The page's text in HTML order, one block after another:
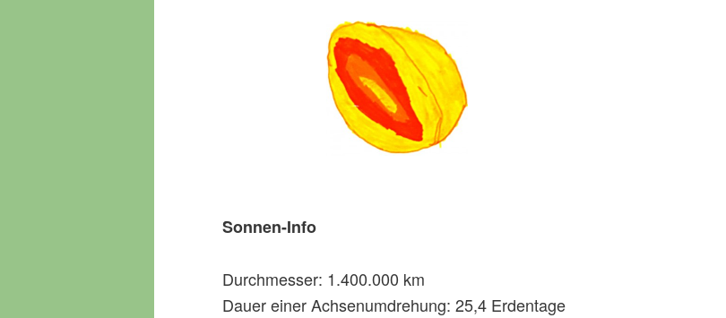
Sonnen-Info
Durchmesser: 1.400.000 km
Dauer einer Achsenumdrehung: 25,4 Erdentage